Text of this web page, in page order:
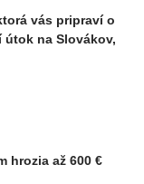
vás pripraví o
na Slovákov,
hrozia až 600 €